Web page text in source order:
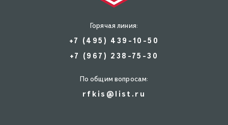
Горячая линия:
+7 (495) 439-10-50
+7 (967) 238-75-30
По общим вопросам:
rfkis@list.ru